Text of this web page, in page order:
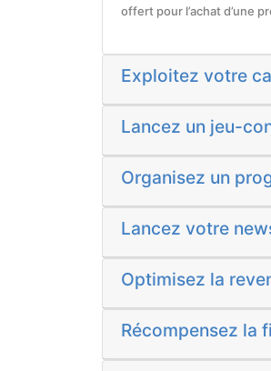
offert pour l’achat d’une
Exploitez votre
Lancez un jeu-
Organisez un
Lancez votre
Optimisez la
Récompensez la